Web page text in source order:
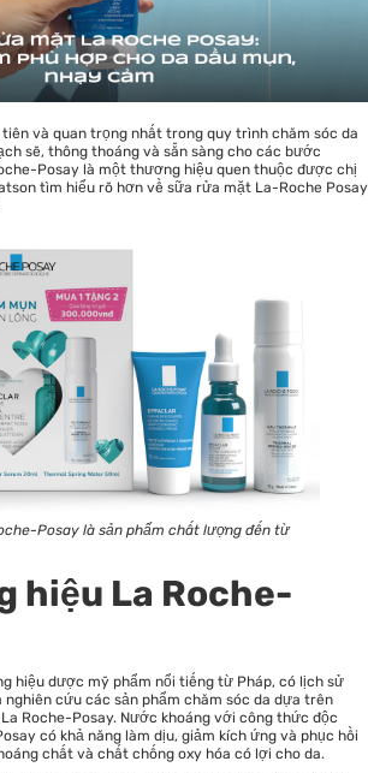
và quan trọng nhất trong quy trình chăm sóc da
sẽ, thông thoáng và sẵn sàng cho các bước
Posay là một thương hiệu quen thuộc được chị
tìm hiểu rõ hơn về sữa rửa mặt La-Roche Posay
Posay là sản phẩm chất lượng đến từ
hiệu La Roche-
hiệu dược mỹ phẩm nổi tiếng từ Pháp, có lịch sử
cứu các sản phẩm chăm sóc da dựa trên
Roche-Posay. Nước khoáng với công thức độc
có khả năng làm dịu, giảm kích ứng và phục hồi
chất và chất chống oxy hóa có lợi cho da.